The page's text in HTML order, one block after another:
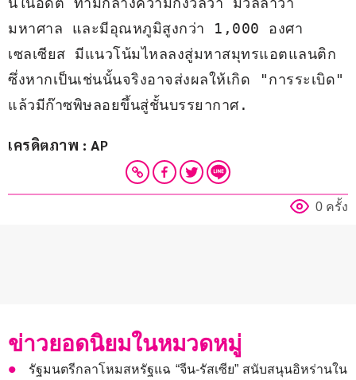
มหาศาล และมีอุณหภูมิสูงกว่า 1,000 องศา
เซลเซียส มีแนวโน้มไหลลงสู่มหาสมุทรแอตแลนติก
ซึ่งหากเป็นเช่นนั้นจริงอาจส่งผลให้เกิด "การระเบิด"
แล้วมีก๊าซพิษลอยขึ้นสู่ชั้นบรรยากาศ.
เครดิตภาพ : AP
0 ครั้ง
ข่าวยอดนิยมในหมวดหมู่
รัฐมนตรีกลาโหมสหรัฐแฉ “จีน-รัสเซีย” สนับสนุนอิหร่านใน